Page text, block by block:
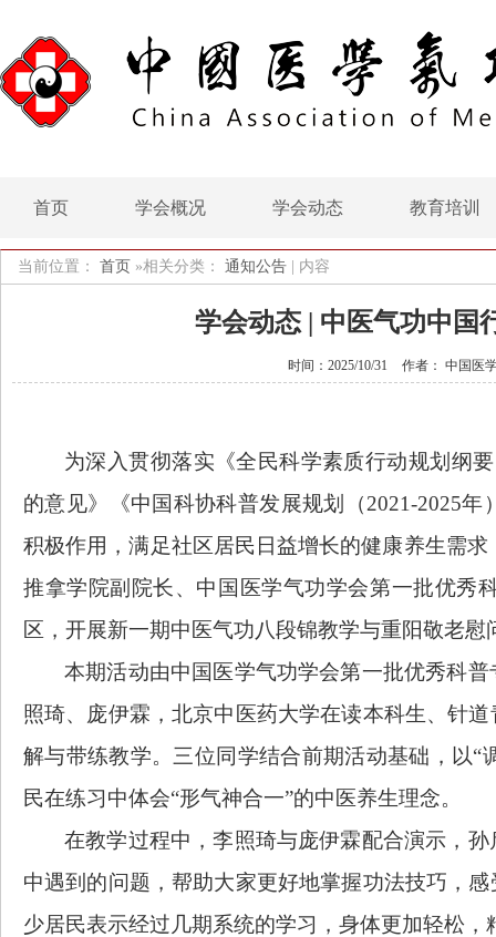
首页 学会概况 学会动态 教育培训
当前位置： 首页 »相关分类： 通知公告 内容
学会动态 | 中医气功中
时间：2025/10/31 作者： 中国医
为深入贯彻落实《全民科学素质行动规划纲
的意见》《中国科协科普发展规划（2021-2025
积极作用，满足社区居民日益增长的健康养生需
推拿学院副院长、中国医学气功学会第一批优秀
区，开展新一期中医气功八段锦教学与重阳敬老慰
本期活动由中国医学气功学会第一批优秀科
照琦、庞伊霖，北京中医药大学在读本科生、针
解与带练教学。三位同学结合前期活动基础，以“
民在练习中体会“形气神合一”的中医养生理念。
在教学过程中，李照琦与庞伊霖配合演示，
中遇到的问题，帮助大家更好地掌握功法技巧，
少居民表示经过几期系统的学习，身体更加轻松，